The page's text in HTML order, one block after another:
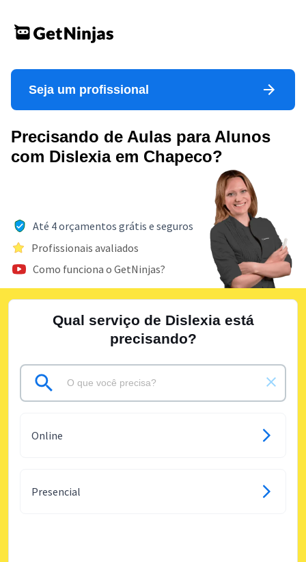
Seja um profissional
Precisando de Aulas para Alunos
com Dislexia em Chapeco?
Até 4 orçamentos grátis e seguros
Profissionais avaliados
Como funciona o GetNinjas?
Qual serviço de Dislexia está
precisando?
Online
Presencial